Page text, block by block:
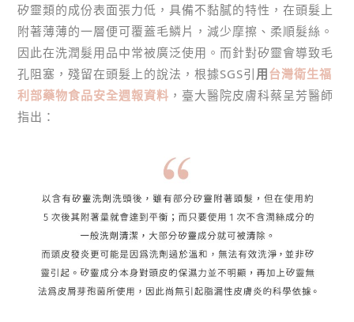
矽靈類的成份表面張力低，具備不黏膩的特性，在頭髮上
附著薄薄的一層便可覆蓋毛鱗片，減少摩擦、柔順髮絲。
因此在洗潤髮用品中常被廣泛使用。而針對矽靈會導致毛
孔阻塞，殘留在頭髮上的說法，根據SGS引 用台灣衛生福
利部藥物食品安全週報資料 ，臺大醫院皮膚科蔡呈芳醫師
指出：